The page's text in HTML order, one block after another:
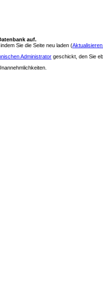
auf.
Sie die Seite neu laden (
Administrator geschickt, den Sie